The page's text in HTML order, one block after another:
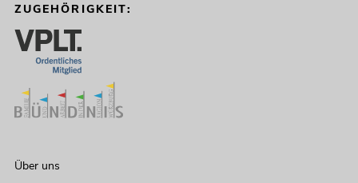
ZUGEHÖRIGKEIT:
Über uns